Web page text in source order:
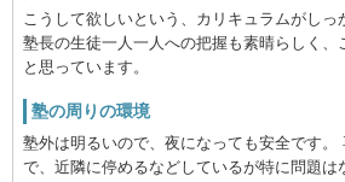
こうして欲しいという、カリキュラムがしっ
塾長の生徒一人一人への把握も素晴らしく、
と思っています。
塾の周りの環境
塾外は明るいので、夜になっても安全です。
で、近隣に停めるなどしているが特に問題は